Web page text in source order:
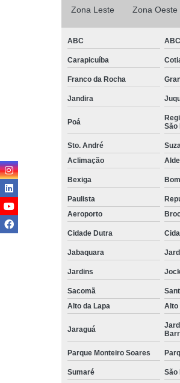
Zona Leste Zona Oeste
ABC
Carapicuíba
Franco da Rocha
Jandira
Poá
São
Sto. André
Aclimação
Bexiga
Paulista
Aeroporto
Cidade Dutra
Jabaquara
Jardins
Sacomã
Alto da Lapa
Alto
Jaraguá
Parque Monteiro Soares
Sumaré São